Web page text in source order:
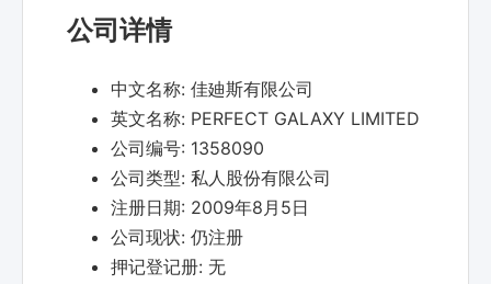
公司详情
中文名称: 佳廸斯有限公司
英文名称: PERFECT GALAXY LIMITED
公司编号: 1358090
公司类型: 私人股份有限公司
注册日期: 2009年8月5日
公司现状: 仍注册
押记登记册: 无